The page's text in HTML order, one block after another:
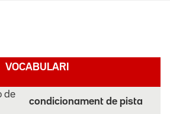
VOCABULARI
de
condicionament de pista